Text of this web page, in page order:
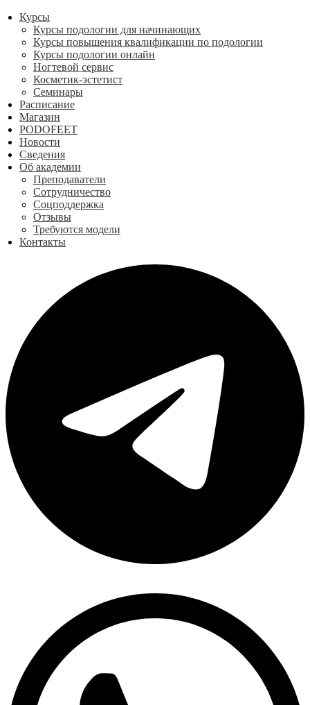
Курсы
Курсы подологии для начинающих
Курсы повышения квалификации по подологии
Курсы подологии онлайн
Ногтевой сервис
Косметик-эстетист
Семинары
Расписание
Магазин
PODOFEET
Новости
Сведения
Об академии
Преподаватели
Сотрудничество
Соцподдержка
Отзывы
Требуются модели
Контакты